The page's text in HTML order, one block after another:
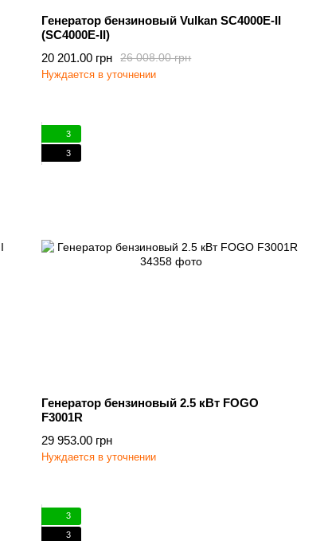
Генератор бензиновый Vulkan SC4000E-II
(SC4000E-II)
26 008.00 грн
20 201.00 грн
Нуждается в уточнении
3
3
Генератор бензиновый 2.5 кВт FOGO
F3001R
29 953.00 грн
Нуждается в уточнении
3
3